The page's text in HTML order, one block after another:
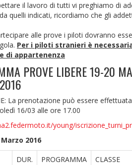
il lavoro di tutti vi preghiamo di
quelli indicati, ricordiamo che gli
alle prove i piloti dovranno
Per i piloti stranieri è
di appartenenza
PROVE LIBERE 19-20
La prenotazione può essere
16/03 alle ore 17.00
young/
Marzo 2016
DUR. PROGRAMMA CLASSE